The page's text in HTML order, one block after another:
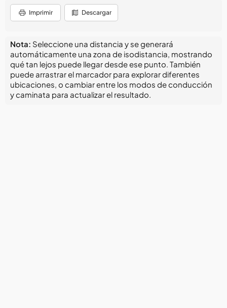
Imprimir Descargar
Nota: Seleccione una distancia y se generará
automáticamente una zona de isodistancia, mostrando
qué tan lejos puede llegar desde ese punto. También
puede arrastrar el marcador para explorar diferentes
ubicaciones, o cambiar entre los modos de conducción
y caminata para actualizar el resultado.